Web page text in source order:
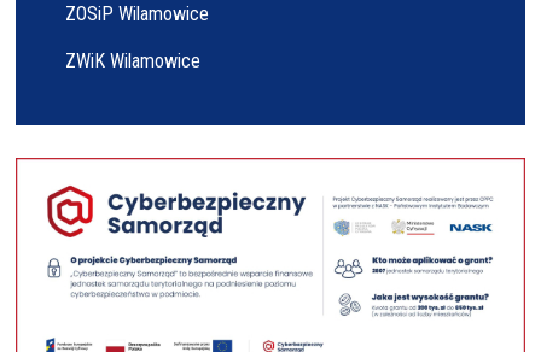
ZOSiP Wilamowice
ZWiK Wilamowice